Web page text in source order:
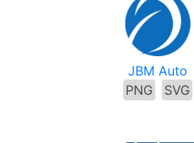
JBM Auto
PNG
SVG